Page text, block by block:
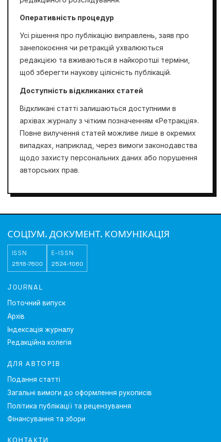
Оперативність процедур
Усі рішення про публікацію виправлень, заяв про
занепокоєння чи ретракцій ухвалюються
редакцією та вживаються в найкоротші терміни,
щоб зберегти наукову цілісність публікацій.
Доступність відкликаних статей
Відкликані статті залишаються доступними в
архівах журналу з чітким позначенням «Ретракція».
Повне вилучення статей можливе лише в окремих
випадках, наприклад, через вимоги законодавства
щодо захисту персональних даних або порушення
авторських прав.
СОЦІУМ. ДОКУМЕНТ. КОМУНІКАЦІЯ
ISSN
2518-7600
E-ISSN
2524-1060
JOURNAL
Поточний випуск
Архів
Індексація журналу
Редакційна колегія
ДЛЯ АВТОРІВ
Подання статті
Загальні вимоги до оформлення рукописів
Політика публікації та рецензування
Фінансування та збори
КОНТАКТИ